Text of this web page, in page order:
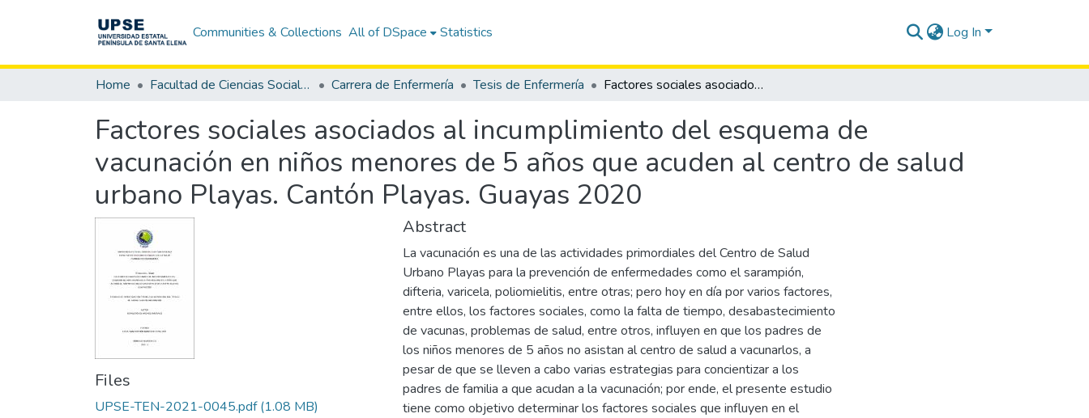
Communities & Collections All of DSpace Statistics Log In
Home Facultad de Ciencias Sociales y de la Salud Carrera de Enfermería Tesis de Enfermería Factores sociales asociados al incumplimiento del esquema de vacunación en niños menores de 5 años que acuden al centro de salud urbano Playas. Cantón Playas. Guayas 2020
Factores sociales asociados al incumplimiento del esquema de
vacunación en niños menores de 5 años que acuden al centro de salud
urbano Playas. Cantón Playas. Guayas 2020
Files
UPSE-TEN-2021-0045.pdf(1.08 MB)
Abstract
La vacunación es una de las actividades primordiales del Centro de Salud
Urbano Playas para la prevención de enfermedades como el sarampión,
difteria, varicela, poliomielitis, entre otras; pero hoy en día por varios factores,
entre ellos, los factores sociales, como la falta de tiempo, desabastecimiento
de vacunas, problemas de salud, entre otros, influyen en que los padres de
los niños menores de 5 años no asistan al centro de salud a vacunarlos, a
pesar de que se lleven a cabo varias estrategias para concientizar a los
padres de familia a que acudan a la vacunación; por ende, el presente estudio
tiene como objetivo determinar los factores sociales que influyen en el